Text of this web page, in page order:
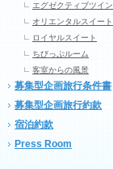
エグゼクティブツイン
オリエンタルスイート
ロイヤルスイート
ちびっぷルーム
客室からの風景
募集型企画旅行条件書
募集型企画旅行約款
宿泊約款
Press Room